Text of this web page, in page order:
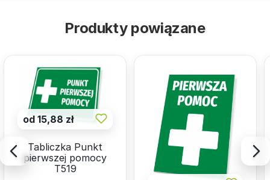
Produkty powiązane
od 15,88 zł
Tabliczka Punkt
pierwszej pomocy
T519